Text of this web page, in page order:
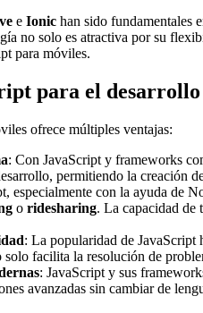
e Ionic han sido fundamentales
no solo es atractiva por su
para móviles.
para el
ofrece múltiples ventajas:
: Con JavaScript y frameworks
permitiendo la creación
especialmente con la ayuda de
o ridesharing. La capacidad de
: La popularidad de JavaScript
facilita la resolución de
: JavaScript y sus
avanzadas sin cambiar de